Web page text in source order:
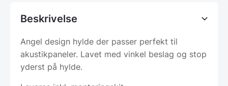
Beskrivelse
Angel design hylde der passer perfekt til
akustikpaneler. Lavet med vinkel beslag og stop
yderst på hylde.